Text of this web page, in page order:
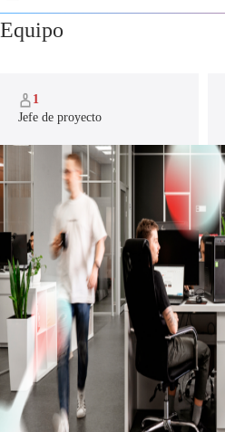
Equipo
1
Jefe de proyecto